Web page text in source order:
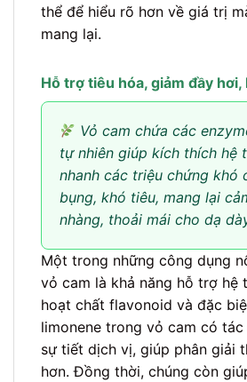
thể để hiểu rõ hơn về giá trị
mang lại.
Hỗ trợ tiêu hóa, giảm đầy hơi,
Vỏ cam chứa các
tự nhiên giúp kích thích hệ
nhanh các triệu chứng khó
bụng, khó tiêu, mang lại
nhàng, thoải mái cho dạ
Một trong những công dụng
vỏ cam là khả năng hỗ trợ hệ
hoạt chất flavonoid và đặc
limonene trong vỏ cam có
sự tiết dịch vị, giúp phân giải
hơn. Đồng thời, chúng còn